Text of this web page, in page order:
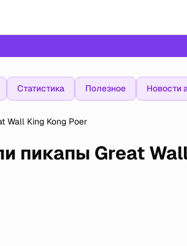
Статистика Полезное Новости
Wall King Kong Poer
пикапы Great